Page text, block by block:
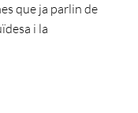
que ja parlin de
i la